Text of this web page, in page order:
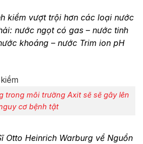
kiềm vượt trội hơn các loại nước
nước ngọt có gas – nước tinh
khoáng – nước Trim ion pH
trong môi trường Axit sẽ sẽ gây lên
cơ bệnh tật
Otto Heinrich Warburg về Nguồn